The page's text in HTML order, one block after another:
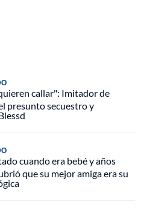
callar": Imitador de
presunto secuestro y
cuando era bebé y años
que su mejor amiga era su